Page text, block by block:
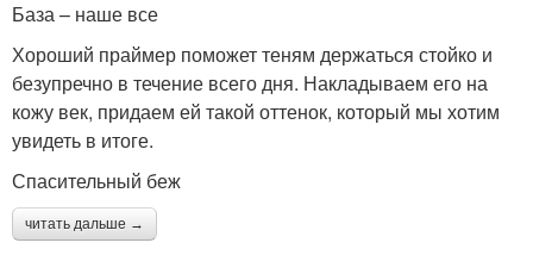
База – наше все
Хороший праймер поможет теням держаться стойко и
безупречно в течение всего дня. Накладываем его на
кожу век, придаем ей такой оттенок, который мы хотим
увидеть в итоге.
Спасительный беж
читать дальше →